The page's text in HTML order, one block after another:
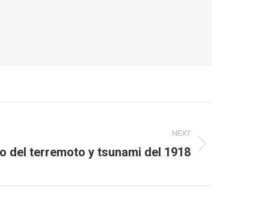
NEXT
del terremoto y tsunami del 1918